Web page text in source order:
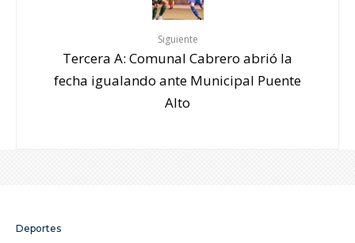
Siguiente
Tercera A: Comunal Cabrero abrió la
fecha igualando ante Municipal Puente
Alto
Deportes